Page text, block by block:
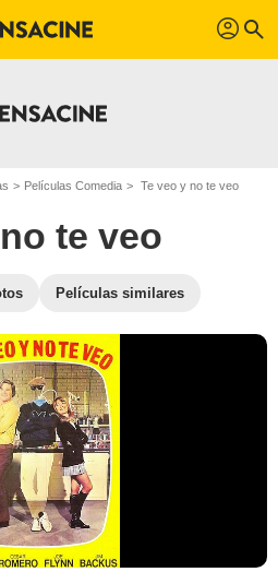
profil search
Películas Comedia Te veo y no te veo
te veo
Películas similares